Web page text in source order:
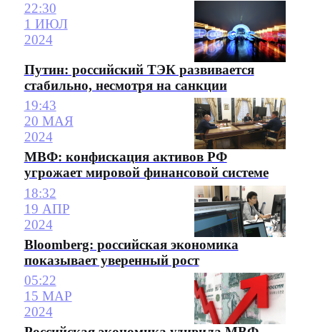
22:30
1 ИЮЛ
2024
Путин: российский ТЭК развивается
стабильно, несмотря на санкции
19:43
20 МАЯ
2024
МВФ: конфискация активов РФ
угрожает мировой финансовой системе
18:32
19 АПР
2024
Bloomberg: российская экономика
показывает уверенный рост
05:22
15 МАР
2024